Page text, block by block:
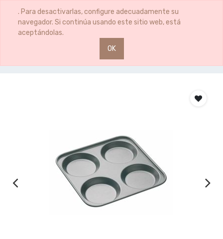
. Para desactivarlas, configure adecuadamente su
navegador. Si continúa usando este sitio web, está
aceptándolas.
OK
0 0
BANDEJA PUDDING 24CM